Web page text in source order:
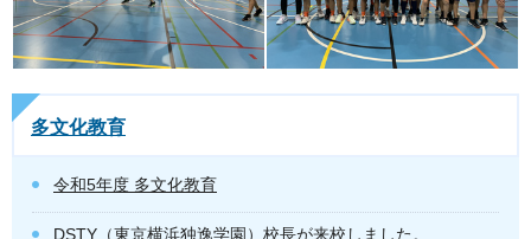
多文化教育
令和5年度 多文化教育
DSTY（東京横浜独逸学園）校長が来校しました。